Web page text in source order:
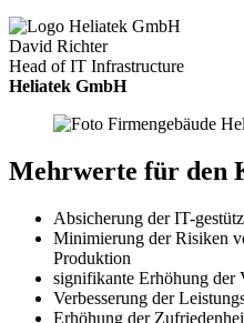
David Richter
Head of IT Infrastructure
Heliatek GmbH
Mehrwerte für den
Absicherung der IT-
Minimierung der Risiken
Produktion
signifikante Erhöhung der
Verbesserung der
Erhöhung der